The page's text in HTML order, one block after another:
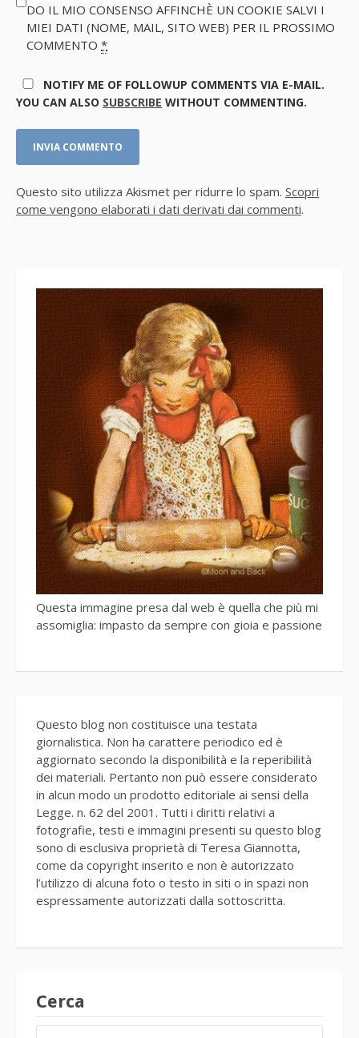
DO IL MIO CONSENSO AFFINCHÈ UN COOKIE SALVI I
MIEI DATI (NOME, MAIL, SITO WEB) PER IL PROSSIMO
COMMENTO *
NOTIFY ME OF FOLLOWUP COMMENTS VIA E-MAIL.
YOU CAN ALSO SUBSCRIBE WITHOUT COMMENTING.
Questo sito utilizza Akismet per ridurre lo spam. Scopri
come vengono elaborati i dati derivati dai commenti.
Questa immagine presa dal web è quella che più mi
assomiglia: impasto da sempre con gioia e passione
Questo blog non costituisce una testata
giornalistica. Non ha carattere periodico ed è
aggiornato secondo la disponibilità e la reperibilità
dei materiali. Pertanto non può essere considerato
in alcun modo un prodotto editoriale ai sensi della
Legge. n. 62 del 2001. Tutti i diritti relativi a
fotografie, testi e immagini presenti su questo blog
sono di esclusiva proprietà di Teresa Giannotta,
come da copyright inserito e non è autorizzato
l’utilizzo di alcuna foto o testo in siti o in spazi non
espressamente autorizzati dalla sottoscritta.
Cerca